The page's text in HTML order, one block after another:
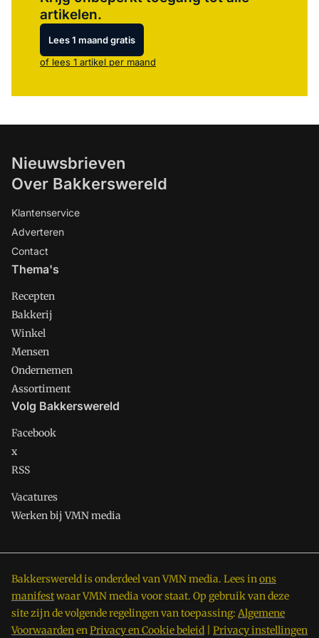
artikelen.
Lees 1 maand gratis
of lees 1 artikel per maand
Nieuwsbrieven
Over Bakkerswereld
Klantenservice
Adverteren
Contact
Thema's
Recepten
Bakkerij
Winkel
Mensen
Ondernemen
Assortiment
Volg Bakkerswereld
Facebook
x
RSS
Vacatures
Werken bij VMN media
Bakkerswereld is onderdeel van VMN media. Lees inons
manifestwaar VMN media voor staat. Op gebruik van deze
site zijn de volgende regelingen van toepassing: Algemene
VoorwaardenenPrivacy en Cookie beleid Privacy instellingen